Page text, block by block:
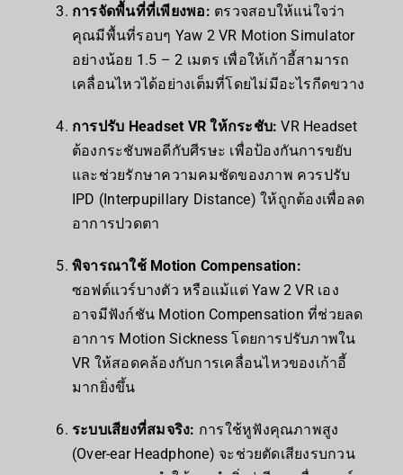
การจัดพื้นที่ที่เพียงพอ: ตรวจสอบให้แน่ใจว่า
คุณมีพื้นที่รอบๆ Yaw 2 VR Motion Simulator
อย่างน้อย 1.5 – 2 เมตร เพื่อให้เก้าอี้สามารถ
เคลื่อนไหวได้อย่างเต็มที่โดยไม่มีอะไรกีดขวาง
การปรับ Headset VR ให้กระชับ: VR Headset
ต้องกระชับพอดีกับศีรษะ เพื่อป้องกันการขยับ
และช่วยรักษาความคมชัดของภาพ ควรปรับ
IPD (Interpupillary Distance) ให้ถูกต้องเพื่อลด
อาการปวดตา
พิจารณาใช้ Motion Compensation:
ซอฟต์แวร์บางตัว หรือแม้แต่ Yaw 2 VR เอง
อาจมีฟังก์ชัน Motion Compensation ที่ช่วยลด
อาการ Motion Sickness โดยการปรับภาพใน
VR ให้สอดคล้องกับการเคลื่อนไหวของเก้าอี้
มากยิ่งขึ้น
ระบบเสียงที่สมจริง: การใช้หูฟังคุณภาพสูง
(Over-ear Headphone) จะช่วยตัดเสียงรบกวน